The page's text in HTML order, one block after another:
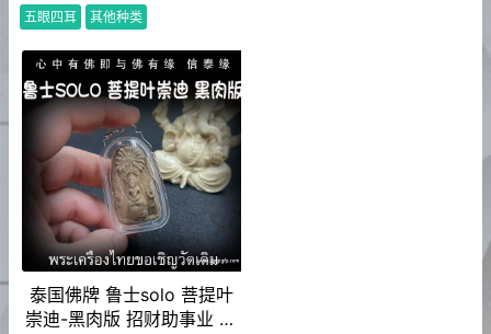
五眼四耳
其他种类
泰国佛牌 鲁士solo 菩提叶
崇迪-黑肉版 招财助事业 生